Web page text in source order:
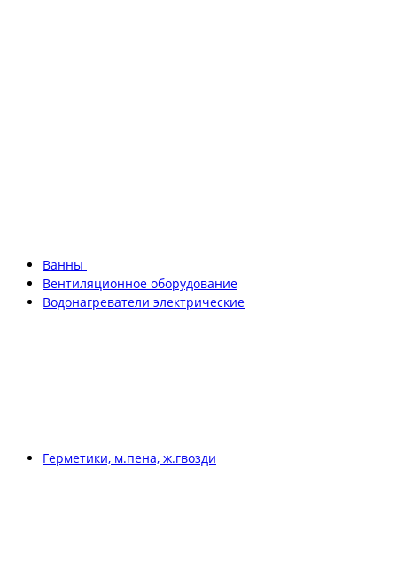
Ванны
Вентиляционное оборудование
Водонагреватели электрические
Герметики, м.пена, ж.гвозди